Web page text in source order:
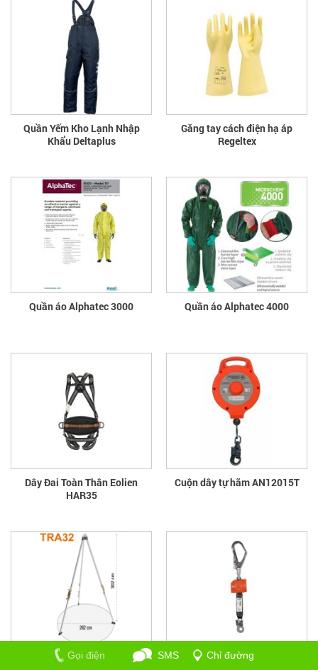
Quần Yếm Kho Lạnh Nhập
Khẩu Deltaplus
Găng tay cách điện hạ áp
Regeltex
Quần áo Alphatec 3000 Quần áo Alphatec 4000
Dây Đai Toàn Thân Eolien
HAR35
Cuộn dây tự hãm AN12015T
Bộ cứu nạn trong không gian
Dây chống sốc Minibloc AN102
Gọi điện SMS Chỉ đường